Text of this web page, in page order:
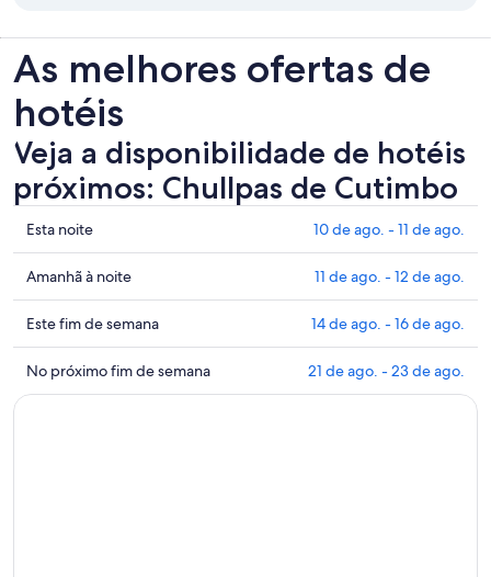
As melhores ofertas de
hotéis
Veja a disponibilidade de hotéis
próximos: Chullpas de Cutimbo
Mostrar
preços
perto
de
Chullpas
de
Cutimbo
para
Esta noite 10 de ago. - 11 de ago.
Mostrar
preços
perto
de
Chullpas
de
Amanhã à noite 11 de ago. - 12 de ago.
Mostrar
preços
perto
de
Este fim de semana 14 de ago. - 16 de ago.
Mostrar
preços
No próximo fim de semana 21 de ago. - 23 de ago.